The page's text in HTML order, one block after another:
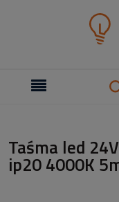
Taśma led
ip20 4000K